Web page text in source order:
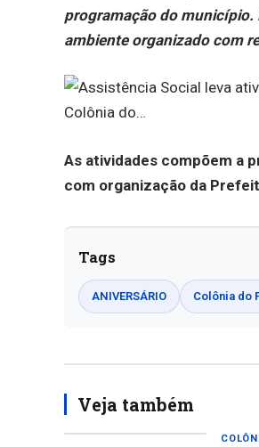
programação do município.
ambiente organizado com
As atividades compõem a
com organização da
Tags
ANIVERSÁRIO Colônia do
Veja também